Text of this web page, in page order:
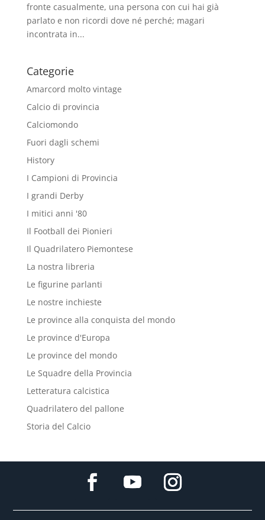
fronte casualmente, una persona con cui hai già
parlato e non ricordi dove né perché; magari
incontrata in...
Categorie
Amarcord molto vintage
Calcio di provincia
Calciomondo
Fuori dagli schemi
History
I Campioni di Provincia
I grandi Derby
I mitici anni '80
Il Football dei Pionieri
Il Quadrilatero Piemontese
La nostra libreria
Le figurine parlanti
Le nostre inchieste
Le province alla conquista del mondo
Le province d'Europa
Le province del mondo
Le Squadre della Provincia
Letteratura calcistica
Quadrilatero del pallone
Storia del Calcio